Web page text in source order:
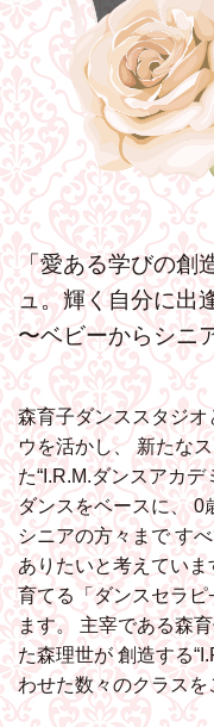
「愛ある学びの創
ュ。輝く自分に出
〜ベビーからシニ
森育子ダンススタジ
ウを活かし、 新たな
た“I.R.M.ダンスアカデ
ダンスをベースに、0
シニアの方々まですべ
ありたいと考えていま
育てる「ダンスセラピ
ます。
主宰である森
た森理世が創造する
わせた数々のクラス